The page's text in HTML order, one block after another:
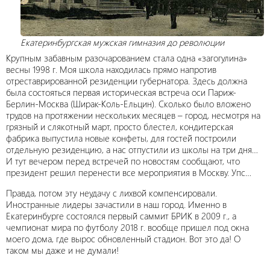
Екатеринбургская мужская гимназия до революции
Крупным забавным разочарованием стала одна «загогулина»
весны 1998 г. Моя школа находилась прямо напротив
отреставрированной резиденции губернатора. Здесь должна
была состояться первая историческая встреча оси Париж-
Берлин-Москва (Ширак-Коль-Ельцин). Сколько было вложено
трудов на протяжении нескольких месяцев – город, несмотря на
грязный и слякотный март, просто блестел, кондитерская
фабрика выпустила новые конфеты, для гостей построили
отдельную резиденцию, а нас отпустили из школы на три дня…
И тут вечером перед встречей по новостям сообщают, что
президент решил перенести все мероприятия в Москву. Упс…
Правда, потом эту неудачу с лихвой компенсировали.
Иностранные лидеры зачастили в наш город. Именно в
Екатеринбурге состоялся первый саммит БРИК в 2009 г., а
чемпионат мира по футболу 2018 г. вообще пришел под окна
моего дома, где вырос обновленный стадион. Вот это да! О
таком мы даже и не думали!